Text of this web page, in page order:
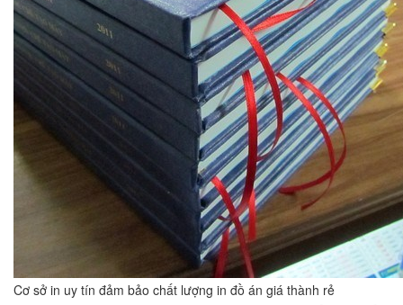
Cơ sở in uy tín đảm bảo chất lượng in đồ án giá thành rẻ